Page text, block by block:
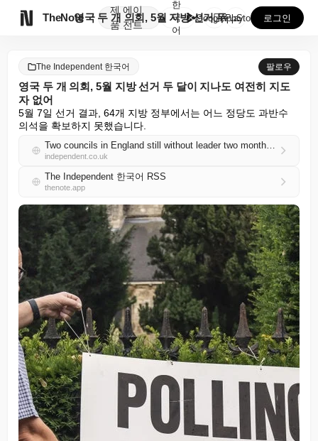
TheNote
제
품
에이
전트
영국 두 개 의회, 5월 지방 선거 두 달이 지나도 여...
한
국
어
GooglePlay
AppStore 로그인
The Independent 한국어 팔로우
영국 두 개 의회, 5월 지방 선거 두 달이 지나도 여전히 지도
자 없어
5월 7일 선거 결과, 64개 지방 정부에서는 어느 정당도 과반수
의석을 확보하지 못했습니다.
Two councils in England still without leader two months on from May local elections
independent.co.uk
The Independent 한국어 RSS
thenote.app